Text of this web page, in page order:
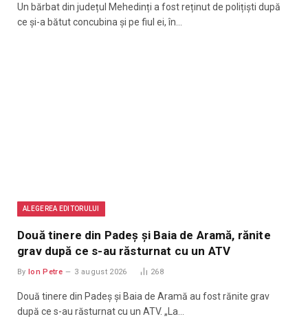
Un bărbat din județul Mehedinți a fost reținut de polițiști după
ce și-a bătut concubina și pe fiul ei, în…
ALEGEREA EDITORULUI
Două tinere din Padeș și Baia de Aramă, rănite
grav după ce s-au răsturnat cu un ATV
By Ion Petre 3 august 2026 268
Două tinere din Padeș și Baia de Aramă au fost rănite grav
după ce s-au răsturnat cu un ATV. „La…